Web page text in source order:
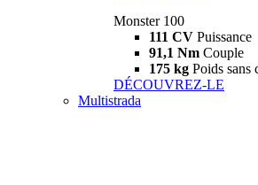
Monster 100
111 CV Puissance
91,1 Nm Couple
175 kg Poids sans
DÉCOUVREZ-LE
Multistrada